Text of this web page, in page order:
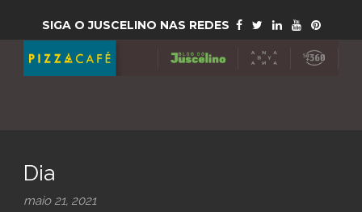
SIGA O JUSCELINO NAS REDES
Dia
maio 21, 2021